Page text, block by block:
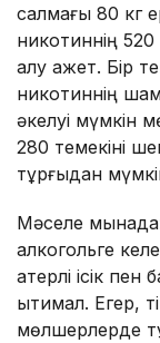
салмағы 80 кг
никотиннің
алу қажет. Бір
никотиннің
әкелуі мүмкін
280 темекіні
тұрғыдан
Мәселе
алкогольге
қатерлі ісік
ықтимал. Егер,
мөлшерлерде